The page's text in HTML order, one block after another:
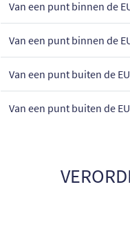
Van een punt binnen de
Van een punt binnen de
Van een punt buiten de
Van een punt buiten de